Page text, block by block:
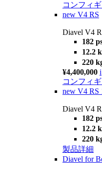
コンフィ
new V4 RS
Diavel V4
182
12.2
220
¥4,400,000 i
コンフィ
new V4 RS
Diavel V4
182
12.2
220
製品詳細
Diavel for